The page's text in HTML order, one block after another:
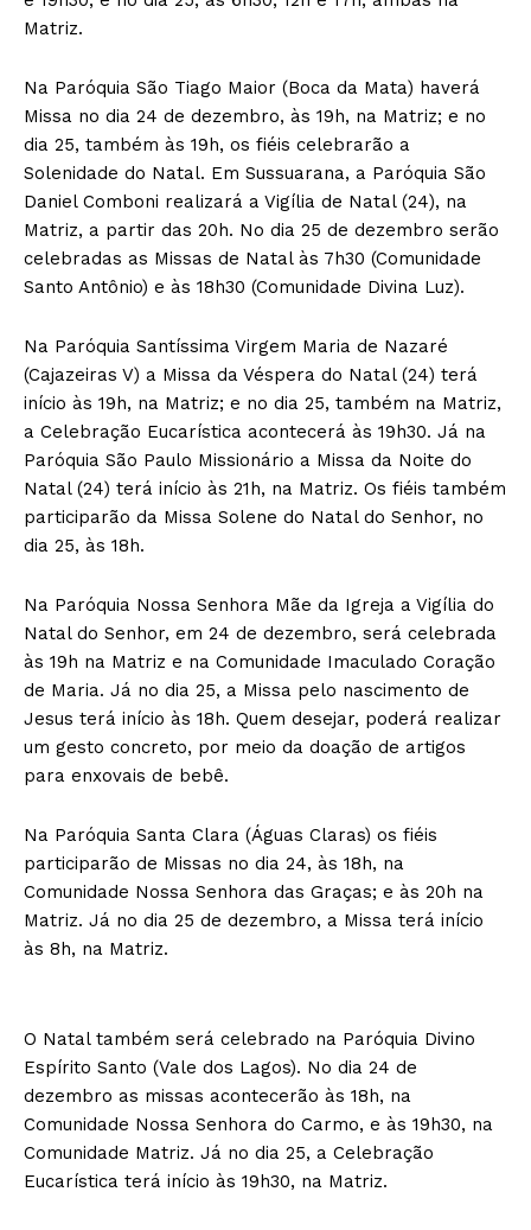
Matriz.
Na Paróquia São Tiago Maior (Boca da Mata) haverá
Missa no dia 24 de dezembro, às 19h, na Matriz; e no
dia 25, também às 19h, os fiéis celebrarão a
Solenidade do Natal. Em Sussuarana, a Paróquia São
Daniel Comboni realizará a Vigília de Natal (24), na
Matriz, a partir das 20h. No dia 25 de dezembro serão
celebradas as Missas de Natal às 7h30 (Comunidade
Santo Antônio) e às 18h30 (Comunidade Divina Luz).
Na Paróquia Santíssima Virgem Maria de Nazaré
(Cajazeiras V) a Missa da Véspera do Natal (24) terá
início às 19h, na Matriz; e no dia 25, também na Matriz,
a Celebração Eucarística acontecerá às 19h30. Já na
Paróquia São Paulo Missionário a Missa da Noite do
Natal (24) terá início às 21h, na Matriz. Os fiéis também
participarão da Missa Solene do Natal do Senhor, no
dia 25, às 18h.
Na Paróquia Nossa Senhora Mãe da Igreja a Vigília do
Natal do Senhor, em 24 de dezembro, será celebrada
às 19h na Matriz e na Comunidade Imaculado Coração
de Maria. Já no dia 25, a Missa pelo nascimento de
Jesus terá início às 18h. Quem desejar, poderá realizar
um gesto concreto, por meio da doação de artigos
para enxovais de bebê.
Na Paróquia Santa Clara (Águas Claras) os fiéis
participarão de Missas no dia 24, às 18h, na
Comunidade Nossa Senhora das Graças; e às 20h na
Matriz. Já no dia 25 de dezembro, a Missa terá início
às 8h, na Matriz.
O Natal também será celebrado na Paróquia Divino
Espírito Santo (Vale dos Lagos). No dia 24 de
dezembro as missas acontecerão às 18h, na
Comunidade Nossa Senhora do Carmo, e às 19h30, na
Comunidade Matriz. Já no dia 25, a Celebração
Eucarística terá início às 19h30, na Matriz.